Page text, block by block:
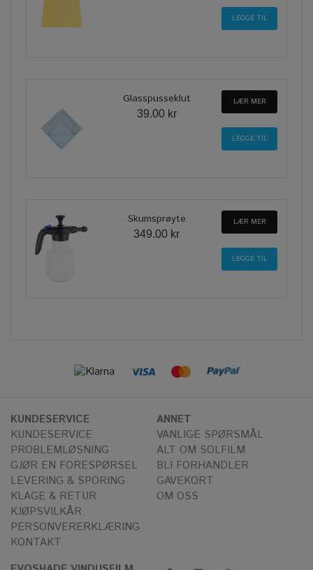
Glasspusseklut
39.00 kr
LÆR MER
Skumsprøyte
349.00 kr
LÆR MER
KUNDESERVICE
KUNDESERVICE
PROBLEMLØSNING
GJØR EN FORESPØRSEL
LEVERING & SPORING
KLAGE & RETUR
KJØPSVILKÅR
PERSONVERERKLÆRING
KONTAKT
ANNET
VANLIGE SPØRSMÅL
ALT OM SOLFILM
BLI FORHANDLER
GAVEKORT
OM OSS